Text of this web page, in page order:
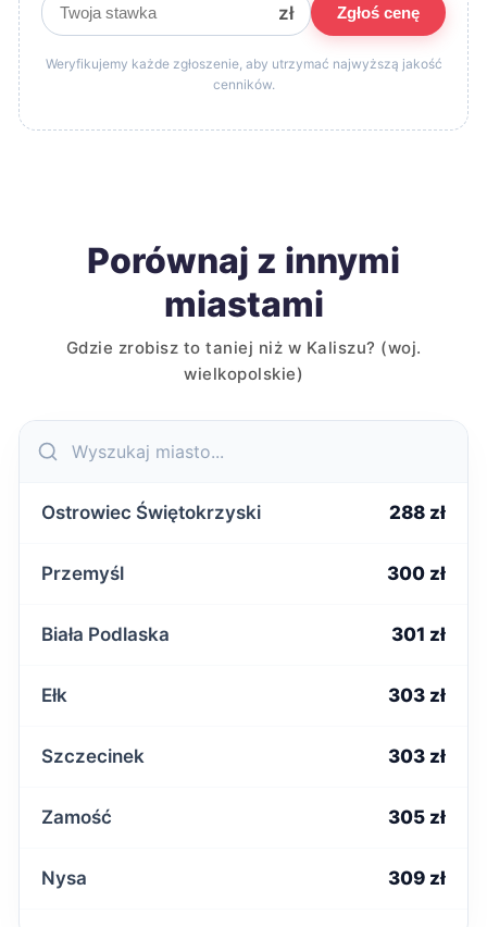
zł Zgłoś cenę
Weryfikujemy każde zgłoszenie, aby utrzymać najwyższą jakość
cenników.
Porównaj z innymi
miastami
Gdzie zrobisz to taniej niż w Kaliszu? (woj.
wielkopolskie)
Ostrowiec Świętokrzyski 288 zł
Przemyśl 300 zł
Biała Podlaska 301 zł
Ełk 303 zł
Szczecinek 303 zł
Zamość 305 zł
Nysa 309 zł